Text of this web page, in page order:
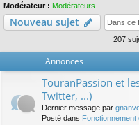
de
Modérateur : Modérateurs
Nouveau sujet
207
Annonces
TouranPassion et
Twitter, ...)
Dernier message par
Posté dans Fonctionnement